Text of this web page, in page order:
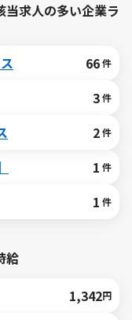
求人の多い企業ラ
66件
3件
2件
1 件
1 件
給
1,342円